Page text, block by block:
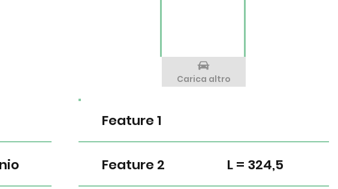
Feature 1
Feature 2 L = 324,5
Carica altro